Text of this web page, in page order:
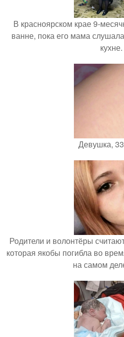
В красноярском крае 9-
ванне, пока его мама
кухне.
Девушка,
Родители и волонтёры
которая якобы погибла во
на самом